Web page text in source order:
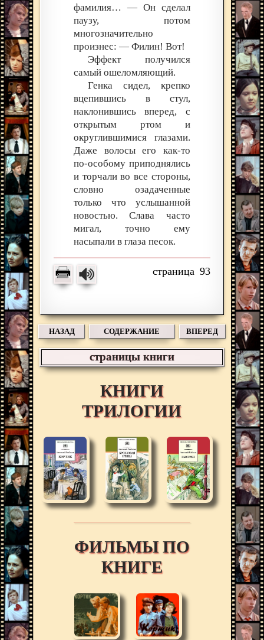
фамилия… — Он сделал
паузу, потом
многозначительно
произнес: — Филин! Вот!
Эффект получился
самый ошеломляющий.
Генка сидел, крепко
вцепившись в стул,
наклонившись вперед, с
открытым ртом и
округлившимися глазами.
Даже волосы его как-то
по-особому приподнялись
и торчали во все стороны,
словно озадаченные
только что услышанной
новостью. Слава часто
мигал, точно ему
насыпали в глаза песок.
93
НАЗАД СОДЕРЖАНИЕ ВПЕРЕД
страницы книги
КНИГИ
ТРИЛОГИИ
ФИЛЬМЫ ПО
КНИГЕ